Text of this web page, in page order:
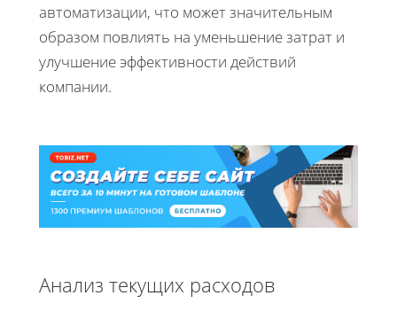
автоматизации, что может значительным
образом повлиять на уменьшение затрат и
улучшение эффективности действий
компании.
Анализ текущих расходов